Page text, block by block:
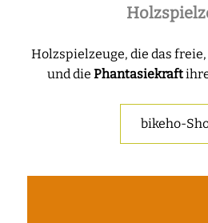
Holzspielzeuge, die das freie,
und die Phantasiekraft
bikeho-